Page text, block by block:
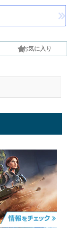
お気に入り